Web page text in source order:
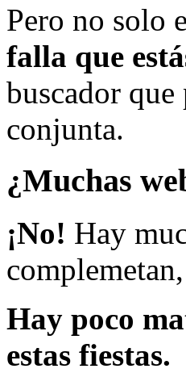
Pero no solo
falla que
buscador
conjunta.
¿Muchas
¡No! Hay
Hay poco
estas fiestas.